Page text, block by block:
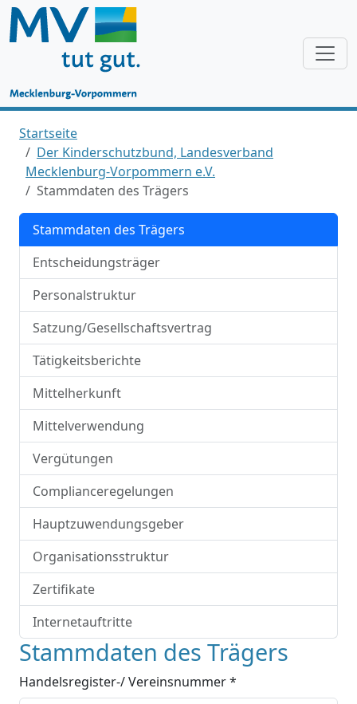
Startseite
Der Kinderschutzbund, Landesverband
Mecklenburg-Vorpommern e.V.
Stammdaten des Trägers
Stammdaten des Trägers
Entscheidungsträger
Personalstruktur
Satzung/Gesellschaftsvertrag
Tätigkeitsberichte
Mittelherkunft
Mittelverwendung
Vergütungen
Complianceregelungen
Hauptzuwendungsgeber
Organisationsstruktur
Zertifikate
Internetauftritte
Stammdaten des Trägers
Handelsregister-/ Vereinsnummer *